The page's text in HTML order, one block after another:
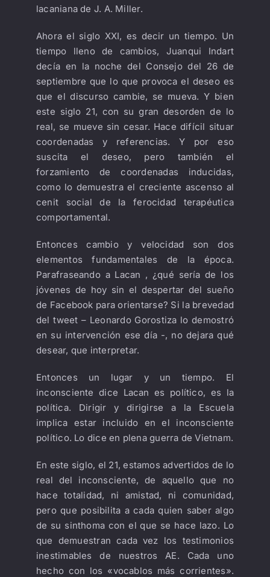
lacaniana de J. A. Miller.
Ahora el siglo XXI, es decir un tiempo. Un
tiempo lleno de cambios, Juanqui Indart
decía en la noche del Consejo del 26 de
septiembre que lo que provoca el deseo es
que el discurso cambie, se mueva. Y bien
este siglo 21, con su gran desorden de lo
real, se mueve sin cesar. Hace difícil situar
coordenadas y referencias. Y por eso
suscita el deseo, pero también el
forzamiento de coordenadas inducidas,
como lo demuestra el creciente ascenso al
cenit social de la ferocidad terapéutica
comportamental.
Entonces cambio y velocidad son dos
elementos fundamentales de la época.
Parafraseando a Lacan , ¿qué sería de los
jóvenes de hoy sin el despertar del sueño
de Facebook para orientarse? Si la brevedad
del tweet – Leonardo Gorostiza lo demostró
en su intervención ese día -, no dejara qué
desear, que interpretar.
Entonces un lugar y un tiempo. El
inconsciente dice Lacan es político, es la
política. Dirigir y dirigirse a la Escuela
implica estar incluido en el inconsciente
político. Lo dice en plena guerra de Vietnam.
En este siglo, el 21, estamos advertidos de lo
real del inconsciente, de aquello que no
hace totalidad, ni amistad, ni comunidad,
pero que posibilita a cada quien saber algo
de su sinthoma con el que se hace lazo. Lo
que demuestran cada vez los testimonios
inestimables de nuestros AE. Cada uno
hecho con los «vocablos más corrientes».